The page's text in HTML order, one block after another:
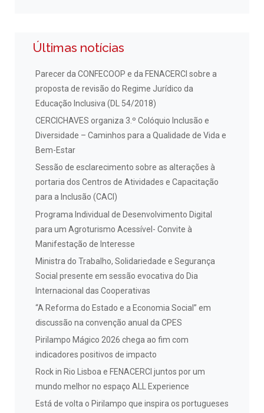
Últimas notícias
Parecer da CONFECOOP e da FENACERCI sobre a
proposta de revisão do Regime Jurídico da
Educação Inclusiva (DL 54/2018)
CERCICHAVES organiza 3.º Colóquio Inclusão e
Diversidade – Caminhos para a Qualidade de Vida e
Bem-Estar
Sessão de esclarecimento sobre as alterações à
portaria dos Centros de Atividades e Capacitação
para a Inclusão (CACI)
Programa Individual de Desenvolvimento Digital
para um Agroturismo Acessível- Convite à
Manifestação de Interesse
Ministra do Trabalho, Solidariedade e Segurança
Social presente em sessão evocativa do Dia
Internacional das Cooperativas
“A Reforma do Estado e a Economia Social” em
discussão na convenção anual da CPES
Pirilampo Mágico 2026 chega ao fim com
indicadores positivos de impacto
Rock in Rio Lisboa e FENACERCI juntos por um
mundo melhor no espaço ALL Experience
Está de volta o Pirilampo que inspira os portugueses